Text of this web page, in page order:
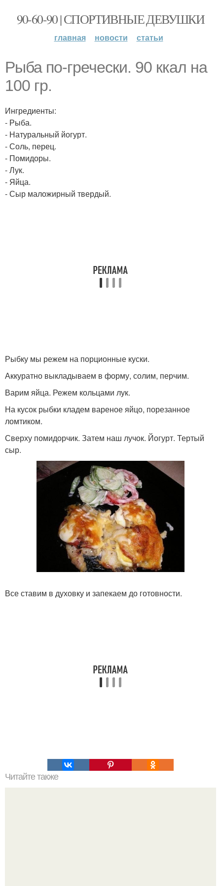
90-60-90 | СПОРТИВНЫЕ ДЕВУШКИ
главная новости статьи
Рыба по-гречески. 90 ккал на
100 гр.
Ингредиенты:
- Рыба.
- Натуральный йогурт.
- Соль, перец.
- Помидоры.
- Лук.
- Яйца.
- Сыр маложирный твердый.
Рыбку мы режем на порционные куски.
Аккуратно выкладываем в форму, солим, перчим.
Варим яйца. Режем кольцами лук.
На кусок рыбки кладем вареное яйцо, порезанное
ломтиком.
Сверху помидорчик. Затем наш лучок. Йогурт. Тертый
сыр.
Все ставим в духовку и запекаем до готовности.
Читайте также